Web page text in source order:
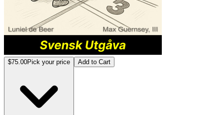
$75.00Pick your price Add to Cart